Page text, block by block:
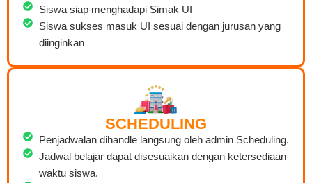
Siswa siap menghadapi Simak UI
Siswa sukses masuk UI sesuai dengan jurusan yang
diinginkan
SCHEDULING
Penjadwalan dihandle langsung oleh admin Scheduling.
Jadwal belajar dapat disesuaikan dengan ketersediaan
waktu siswa.